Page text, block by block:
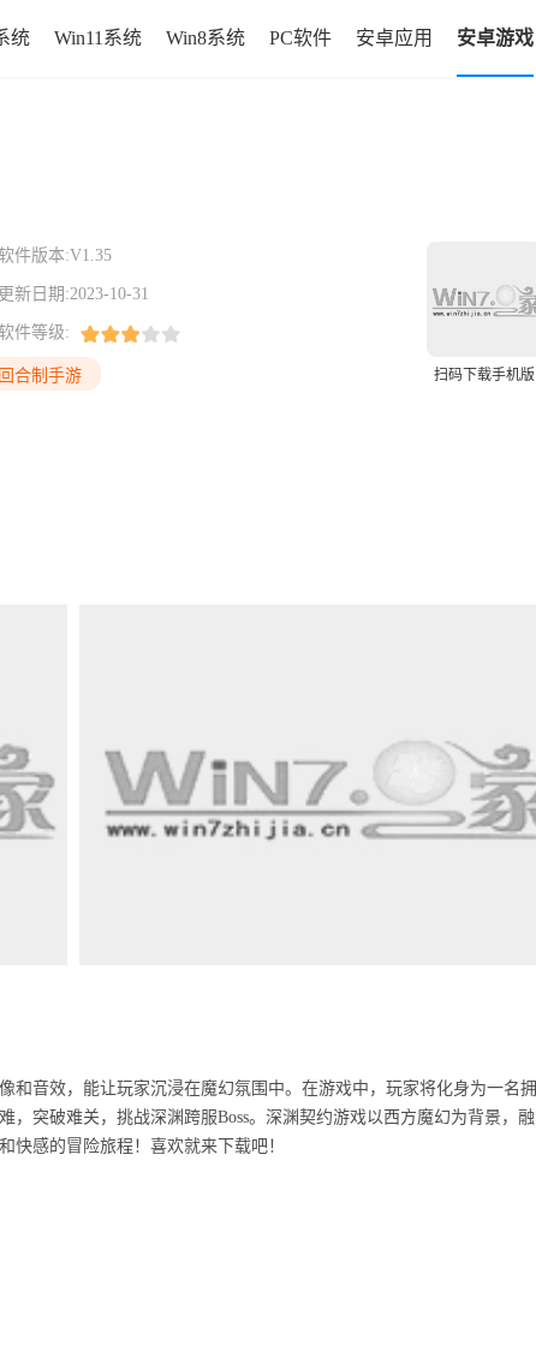
统 Win11系统 Win8系统 PC软件 安卓应用 安卓游戏
件版本:V1.35
更新日期:2023-10-31
件等级:
合制手游 扫码下载手机版
和音效，能让玩家沉浸在魔幻氛围中。在游戏中，玩家将化身为一名拥
突破难关，挑战深渊跨服Boss。深渊契约游戏以西方魔幻为背景，融
快感的冒险旅程！喜欢就来下载吧！